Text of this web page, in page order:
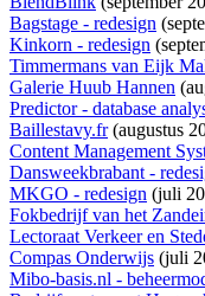
Bagstage - redesign
Kinkorn - redesign
Timmermans van Eijk
Galerie Huub Hannen
Predictor - database
Baillestavy.fr(augustus
Content Management
Dansweekbrabant -
MKGO - redesign (juli
Fokbedrijf van het
Lectoraat Verkeer en
Compas Onderwijs (juli
Mibo-basis.nl -